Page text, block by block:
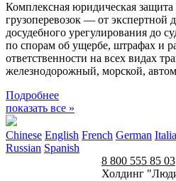
Комплексная юридическая защита
грузоперевозок — от экспертной
досудебного урегулирования до
по спорам об ущербе, штрафах и
ответственности на всех видах
железнодорожный, морской,
Подробнее
показать все »
Chinese English French German
Russian Spanish
8 800 555 85 03
Холдинг